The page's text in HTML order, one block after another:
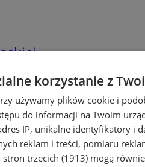
korzystanie z
używamy plików cookie i
do informacji na Twoim
IP, unikalne identyfikatory i
reklam i treści, pomiaru
stron trzecich (1913) mogą